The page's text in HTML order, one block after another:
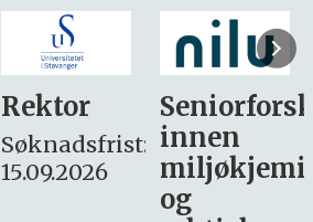
Seniorforsker
innen
miljøkjemi
søker
– fast